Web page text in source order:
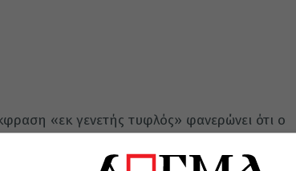
«εκ γενετής τυφλός» φανερώνει ότι ο
όραση, αλλά ακόμη και τα ίδια τα
πηλό από το χώμα και το σάλιο Του